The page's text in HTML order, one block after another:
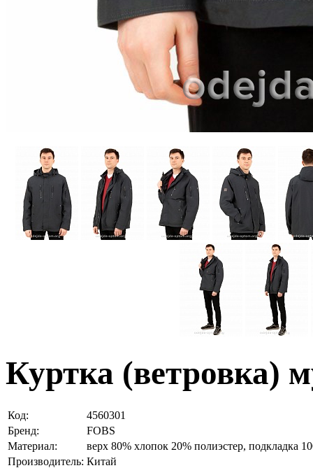
Куртка (ветровка)
Код:
4560301
Бренд:
FOBS
Материал:
верх 80% хлопок 20% полиэстер, подкладка
Производитель: Китай